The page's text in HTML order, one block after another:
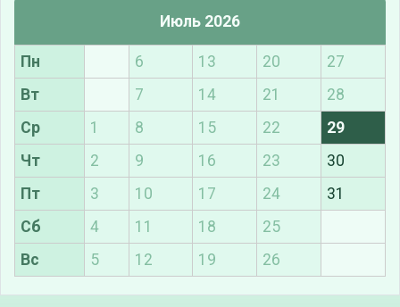
Июль 2026
Пн 6 13 20
27
Вт
7 14 21
28
Ср
1 8 15 22
29
Чт
2 9 16 23
30
Пт
3 10 17 24
31
Сб
4 11 18
25
Вс
5 12 19 26